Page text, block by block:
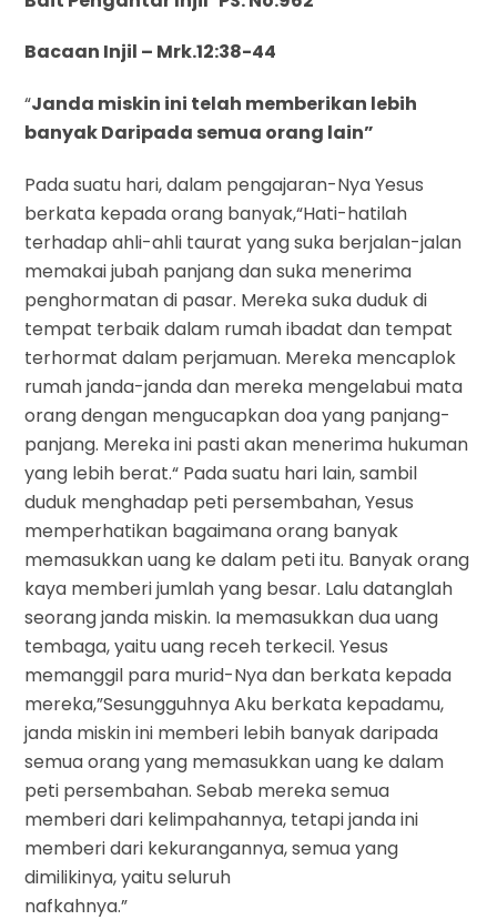
Bacaan Injil – Mrk.12:38-44
“Janda miskin ini telah memberikan lebih
banyak Daripada semua orang lain”
Pada suatu hari, dalam pengajaran-Nya Yesus
berkata kepada orang banyak,“Hati-hatilah
terhadap ahli-ahli taurat yang suka berjalan-jalan
memakai jubah panjang dan suka menerima
penghormatan di pasar. Mereka suka duduk di
tempat terbaik dalam rumah ibadat dan tempat
terhormat dalam perjamuan. Mereka mencaplok
rumah janda-janda dan mereka mengelabui mata
orang dengan mengucapkan doa yang panjang-
panjang. Mereka ini pasti akan menerima hukuman
yang lebih berat.“ Pada suatu hari lain, sambil
duduk menghadap peti persembahan, Yesus
memperhatikan bagaimana orang banyak
memasukkan uang ke dalam peti itu. Banyak orang
kaya memberi jumlah yang besar. Lalu datanglah
seorang janda miskin. Ia memasukkan dua uang
tembaga, yaitu uang receh terkecil. Yesus
memanggil para murid-Nya dan berkata kepada
mereka,”Sesungguhnya Aku berkata kepadamu,
janda miskin ini memberi lebih banyak daripada
semua orang yang memasukkan uang ke dalam
peti persembahan. Sebab mereka semua
memberi dari kelimpahannya, tetapi janda ini
memberi dari kekurangannya, semua yang
dimilikinya, yaitu seluruh
nafkahnya.”